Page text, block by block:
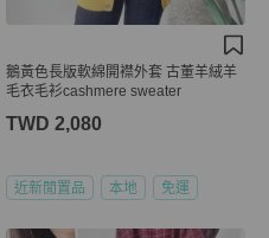
鵝黃色長版軟綿開襟外套 古董羊絨羊
毛衣毛衫cashmere sweater
TWD 2,080
近新閒置品 本地 免運